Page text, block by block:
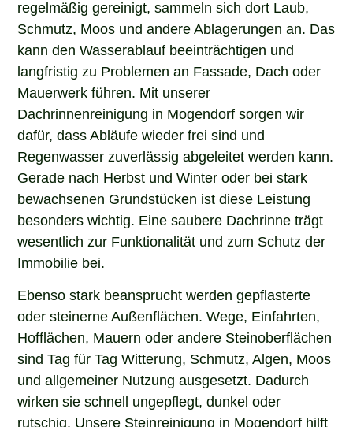
regelmäßig gereinigt, sammeln sich dort Laub,
Schmutz, Moos und andere Ablagerungen an. Das
kann den Wasserablauf beeinträchtigen und
langfristig zu Problemen an Fassade, Dach oder
Mauerwerk führen. Mit unserer
Dachrinnenreinigung in Mogendorf sorgen wir
dafür, dass Abläufe wieder frei sind und
Regenwasser zuverlässig abgeleitet werden kann.
Gerade nach Herbst und Winter oder bei stark
bewachsenen Grundstücken ist diese Leistung
besonders wichtig. Eine saubere Dachrinne trägt
wesentlich zur Funktionalität und zum Schutz der
Immobilie bei.
Ebenso stark beansprucht werden gepflasterte
oder steinerne Außenflächen. Wege, Einfahrten,
Hofflächen, Mauern oder andere Steinoberflächen
sind Tag für Tag Witterung, Schmutz, Algen, Moos
und allgemeiner Nutzung ausgesetzt. Dadurch
wirken sie schnell ungepflegt, dunkel oder
rutschig. Unsere Steinreinigung in Mogendorf hilft